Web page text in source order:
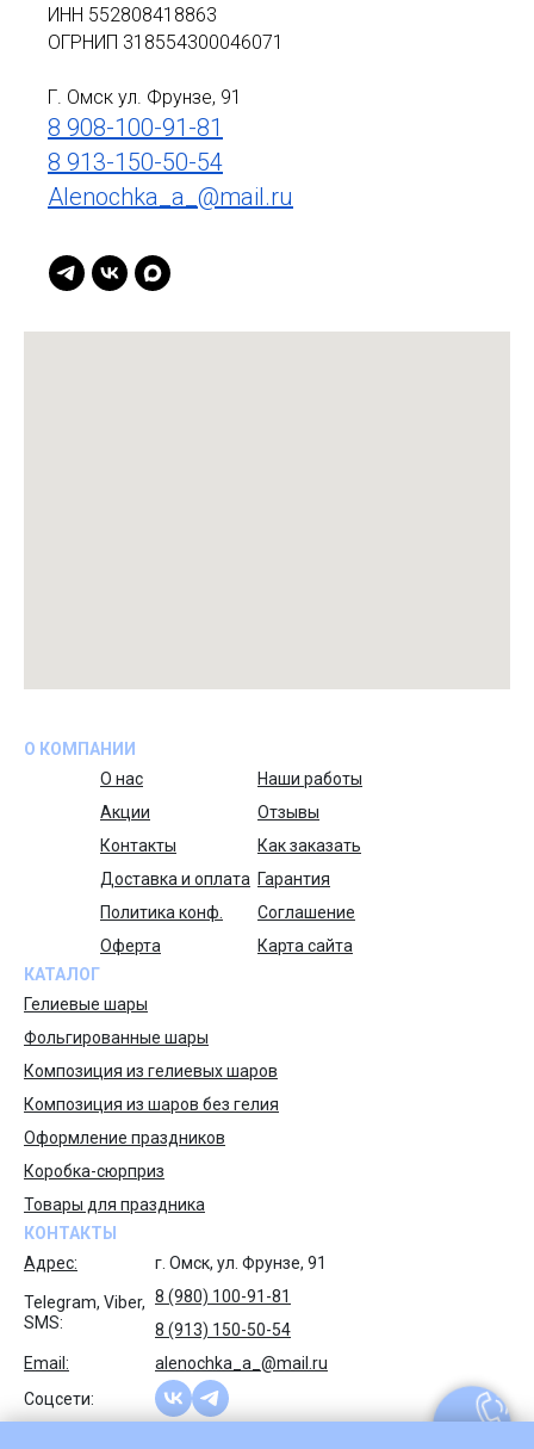
ИНН 552808418863
ОГРНИП 318554300046071
Г. Омск ул. Фрунзе, 91
8 908-100-91-81
8 913-150-50-54
Alenochka_a_@mail.ru
О КОМПАНИИ
О нас
Наши работы
Акции
Отзывы
Контакты
Как заказать
Доставка и оплата Гарантия
Политика конф.
Соглашение
Оферта
Карта сайта
КАТАЛОГ
Гелиевые шары
Фольгированные шары
Композиция из гелиевых шаров
Композиция из шаров без гелия
Оформление праздников
Коробка-сюрприз
Товары для праздника
КОНТАКТЫ
Адрес:
г. Омск, ул. Фрунзе, 91
Telegram, Viber,
SMS:
8 (980) 100-91-81
8 (913) 150-50-54
Email:
alenochka_a_@mail.ru
Соцсети: